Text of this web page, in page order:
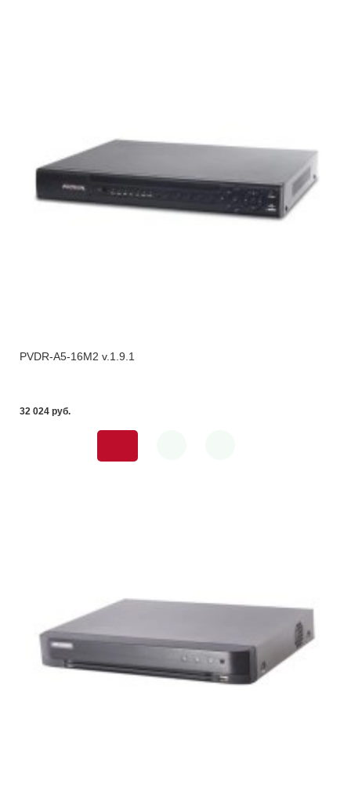
PVDR-A5-16M2 v.1.9.1
32 024 pуб.